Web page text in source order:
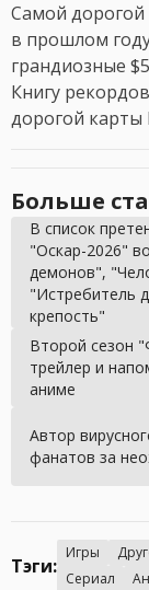
Самой дорогой
в прошлом
грандиозные
Книгу
дорогой карты
Больше
В список
"Оскар-2026"
демонов",
"Истребитель
крепость"
Второй сезон
трейлер и
аниме
Автор
фанатов за
Тэги:
Игры
Сериал